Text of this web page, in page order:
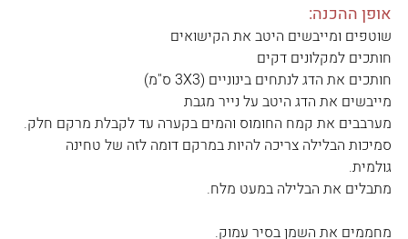
אופן ההכנה:
שוטפים ומייבשים היטב את הקישואים
חותכים למקלונים דקים
חותכים את הדג לנתחים בינוניים (3X3 ס"מ)
מייבשים את הדג היטב על נייר מגבת
מערבבים את קמח החומוס והמים בקערה עד לקבלת מרקם חלק.
סמיכות הבלילה צריכה להיות במרקם דומה לזה של טחינה
גולמית.
מתבלים את הבלילה במעט מלח.
מחממים את השמן בסיר עמוק.